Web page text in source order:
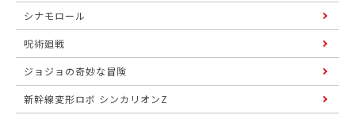
シナモロール
呪術廻戦
ジョジョの奇妙な冒険
新幹線変形ロボ シンカリオンZ